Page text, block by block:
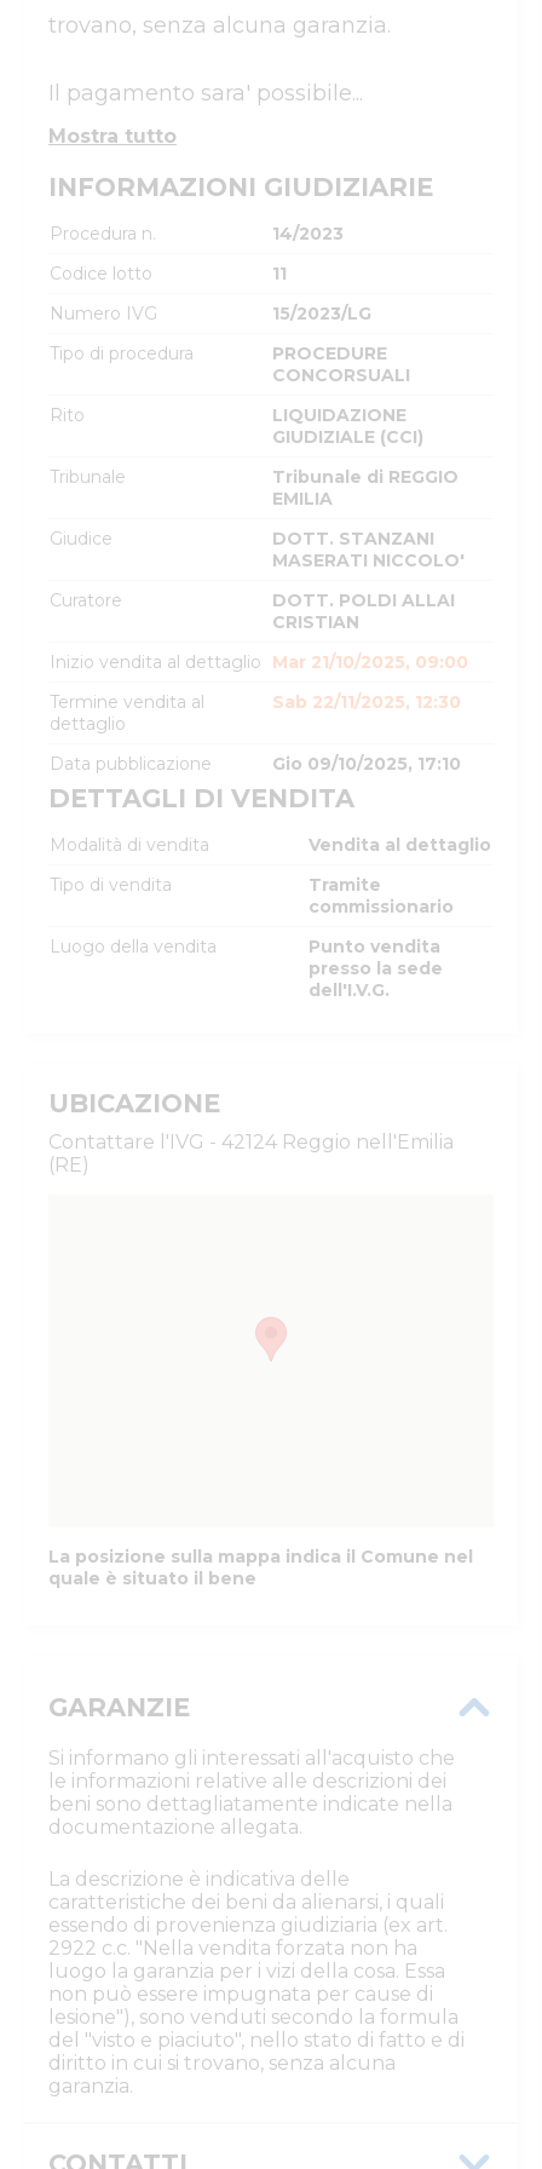
trovano, senza alcuna garanzia.
Il pagamento sara' possibile...
Mostra tutto
INFORMAZIONI GIUDIZIARIE
Procedura n.
14/2023
Codice lotto
11
Numero IVG
15/2023/LG
Tipo di procedura
PROCEDURE
CONCORSUALI
Rito
LIQUIDAZIONE
GIUDIZIALE (CCI)
Tribunale
Tribunale di REGGIO
EMILIA
Giudice
DOTT. STANZANI
MASERATI NICCOLO'
Curatore
DOTT. POLDI ALLAI
CRISTIAN
Inizio vendita al dettaglio
Mar 21/10/2025, 09:00
Termine vendita al
dettaglio
Sab 22/11/2025, 12:30
Data pubblicazione Gio 09/10/2025, 17:10
DETTAGLI DI VENDITA
Modalità di vendita
Vendita al dettaglio
Tipo di vendita
Tramite
commissionario
Luogo della vendita
Punto vendita
presso la sede
dell'I.V.G.
UBICAZIONE
Contattare l'IVG - 42124 Reggio nell'Emilia
(RE)
La posizione sulla mappa indica il Comune nel
quale è situato il bene
GARANZIE
Si informano gli interessati all'acquisto che
le informazioni relative alle descrizioni dei
beni sono dettagliatamente indicate nella
documentazione allegata.
La descrizione è indicativa delle
caratteristiche dei beni da alienarsi, i quali
essendo di provenienza giudiziaria (ex art.
2922 c.c. "Nella vendita forzata non ha
luogo la garanzia per i vizi della cosa. Essa
non può essere impugnata per cause di
lesione"), sono venduti secondo la formula
del "visto e piaciuto", nello stato di fatto e di
diritto in cui si trovano, senza alcuna
garanzia.